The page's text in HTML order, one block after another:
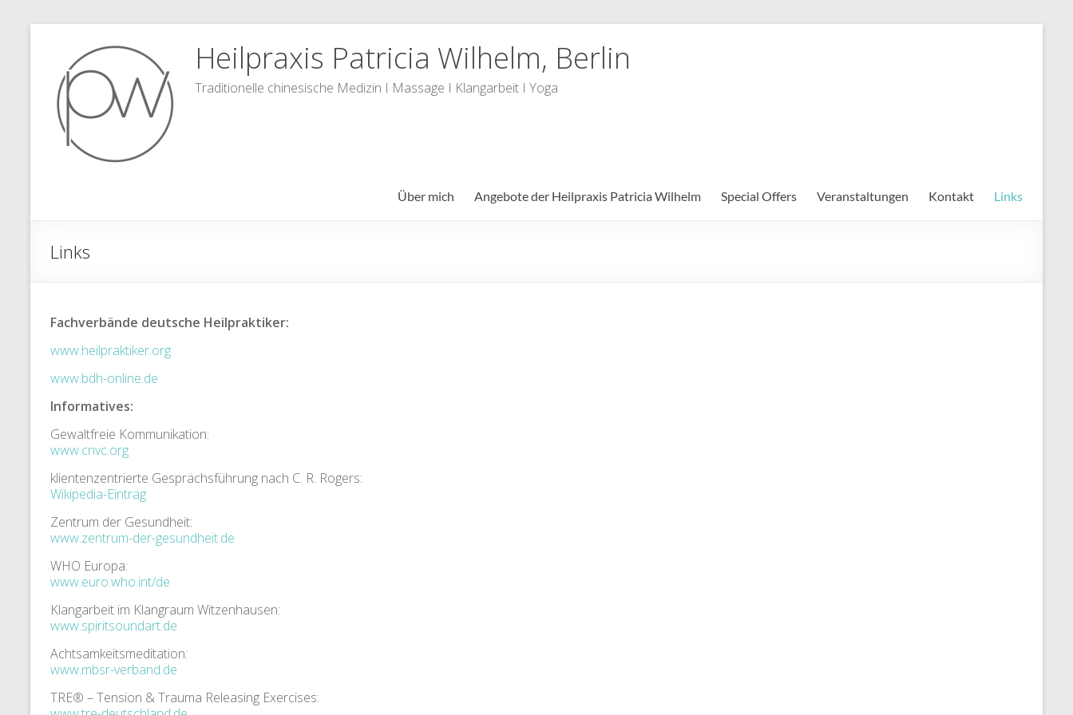
springen
Heilpraxis Patricia Wilhelm, Berlin
Traditionelle chinesische Medizin I Massage I Klangarbeit I Yoga
Über mich Angebote der Heilpraxis Patricia Wilhelm Special Offers Veranstaltungen Kontakt Links
Links
Fachverbände deutsche Heilpraktiker:
www.heilpraktiker.org
www.bdh-online.de
Informatives:
Gewaltfreie Kommunikation:
www.cnvc.org
klientenzentrierte Gesprächsführung nach C. R. Rogers:
Wikipedia-Eintrag
Zentrum der Gesundheit:
www.zentrum-der-gesundheit.de
WHO Europa:
www.euro.who.int/de
Klangarbeit im Klangraum Witzenhausen:
www.spiritsoundart.de
Achtsamkeitsmeditation:
www.mbsr-verband.de
TRE® – Tension & Trauma Releasing Exercises: